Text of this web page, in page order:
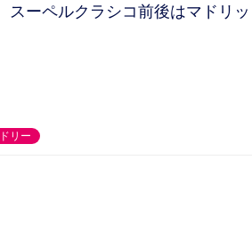
ーペルクラシコ前後はマドリッ
リー